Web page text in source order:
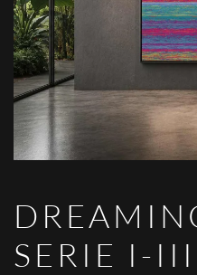
SERIE I-III